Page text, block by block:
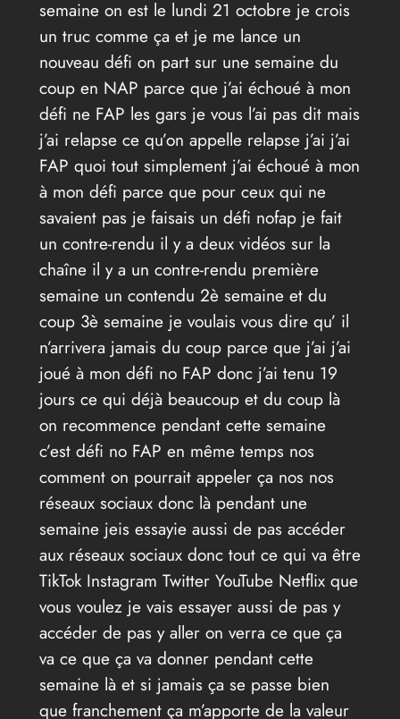
semaine on est le lundi 21 octobre je crois
un truc comme ça et je me lance un
nouveau défi on part sur une semaine du
coup en NAP parce que j’ai échoué à mon
défi ne FAP les gars je vous l’ai pas dit mais
j’ai relapse ce qu’on appelle relapse j’ai j’ai
FAP quoi tout simplement j’ai échoué à mon
à mon défi parce que pour ceux qui ne
savaient pas je faisais un défi nofap je fait
un contre-rendu il y a deux vidéos sur la
chaîne il y a un contre-rendu première
semaine un contendu 2è semaine et du
coup 3è semaine je voulais vous dire qu’ il
n’arrivera jamais du coup parce que j’ai j’ai
joué à mon défi no FAP donc j’ai tenu 19
jours ce qui déjà beaucoup et du coup là
on recommence pendant cette semaine
c’est défi no FAP en même temps nos
comment on pourrait appeler ça nos nos
réseaux sociaux donc là pendant une
semaine jeis essayie aussi de pas accéder
aux réseaux sociaux donc tout ce qui va être
TikTok Instagram Twitter YouTube Netflix que
vous voulez je vais essayer aussi de pas y
accéder de pas y aller on verra ce que ça
va ce que ça va donner pendant cette
semaine là et si jamais ça se passe bien
que franchement ça m’apporte de la valeur